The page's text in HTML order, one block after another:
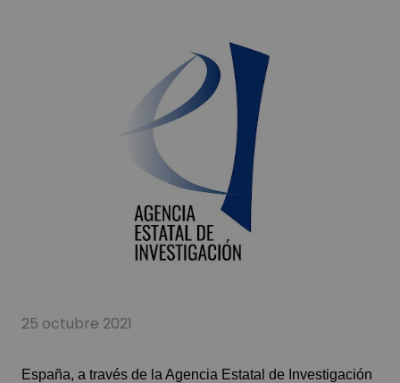
25 octubre 2021
España, a través de la Agencia Estatal de Investigación